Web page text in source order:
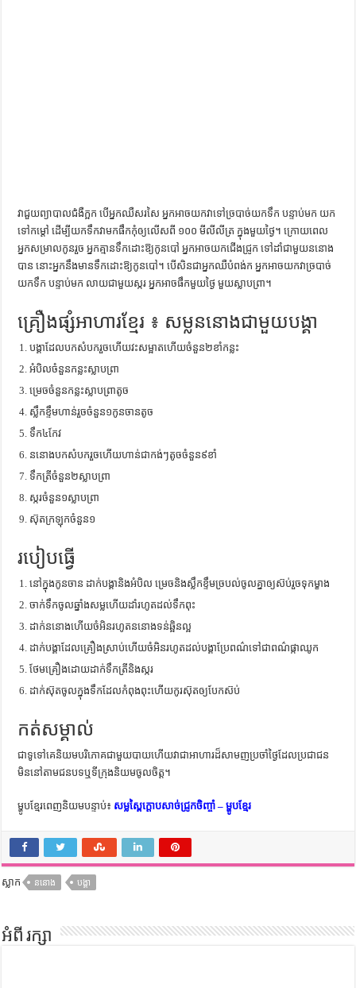
វាជួយ​ព្យាបាល​ជំងឺ​ក្អក បើ​អ្នក​ឈឺ​សរសៃ អ្នក​អាច​យក​វា​ទៅ​ច្របាច់​យក​ទឹក បន្ទាប់មក យក​
ទៅ​កម្តៅ ដើម្បី​យក​ទឹក​វា​មក​ផឹក​កុំឲ្យ​លើសពី ១០០ មី​លី​លីត្រ ក្នុង​មួយ​ថ្ងៃ​។​ ក្រោយ​ពេល​
អ្នក​សម្រាលកូន​រួច អ្នក​គ្មាន​ទឹកដោះ​ឱ្យ​កូនបៅ អ្នក​អាច​យក​ជើង​ជ្រូក ទៅ​ដាំ​ជាមួយ​ននោង​
បាន នោះ​អ្នក​នឹង​មាន​ទឹកដោះ​ឱ្យ​កូន​បៅ​។​ បើសិន​ជា​អ្នក​ឈឺ​បំពង់ក អ្នក​អាច​យក​វា​ច្របាច់​
យក​ទឹក បន្ទាប់មក លាយ​ជាមួយ​ស្ករ អ្នក​អាច​ផឹក​មួយថ្ងៃ មួយ​ស្លាបព្រា​។
គ្រឿងផ្សំអាហារខ្មែរ ៖ សម្លននោងជាមួយបង្គា
បង្គាដែលបកសំបករួចហើយវះសម្អាតហើយចំនួន២ខាំកន្លះ
អំបិលចំនួនកន្លះស្លាបព្រា
ម្រេចចំនួនកន្លះស្លាបព្រាតូច
ស្លឹកខ្ទឹមហាន់រួចចំនួន១កូនចានតូច
ទឹក៤កែវ
ននោងបកសំបករួចហើយហាន់ជាកង់ៗតូចចំនួន៩ខាំ
ទឹកត្រីចំនួន២ស្លាបព្រា
ស្ករចំនួន១ស្លាបព្រា
ស៊ុតក្រឡុកចំនួន១
របៀបធ្វើ
នៅក្នុងកូនចាន ដាក់បង្គានិងអំបិល ម្រេចនិងស្លឹកខ្ទឹមច្របល់ចូលគ្នាឲ្យស៊ប់រួចទុកម្ខាង
ចាក់ទឹកចូលឆ្នាំងសម្លហើយដាំរហូតដល់ទឹកពុះ
ដាក់ននោងហើយចំអិនរហូតននោងទន់ឆ្អិនល្អ
ដាក់បង្គាដែលគ្រឿងស្រាប់ហើយចំអិនរហូតដល់បង្គាប្រែពណ៌ទៅជាពណ៌ផ្កាឈូក
ថែមគ្រឿងដោយដាក់ទឹកត្រីនិងស្ករ
ដាក់សុ៊តចូលក្នុងទឹកដែលកំពុងពុះហើយកូរស៊ុតឲ្យបែកស៊ប់
កត់សម្គាល់
ជាទូទៅគេនិយមបរិភោគជាមួយបាយហើយវាជាអាហារដ៏សាមញប្រចាំថ្ងៃដែលប្រជាជន
មិននៅតាមជនបទឬទីក្រុងនិយមចូលចិត្ត។
ម្ហូបខ្មែរពេញនិយមបន្ទាប់៖ សម្លស្ពៃក្តោបសាច់ជ្រូកចិញ្ចាំ – ម្ហូបខ្មែរ
ស្លាក ននោង បង្គា
អំពី រក្សា